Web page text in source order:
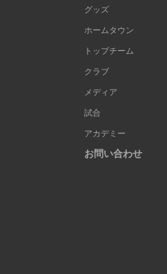
グッズ
ホームタウン
トップチーム
クラブ
メディア
試合
アカデミー
お問い合わせ